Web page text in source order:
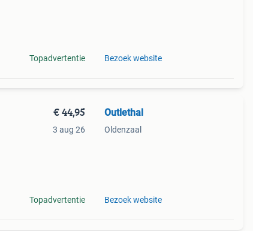
Topadvertentie Bezoek website
€ 44,95
3 aug 26
Topadvertentie
Outlethal
Oldenzaal
Bezoek website